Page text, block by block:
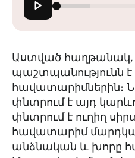
Աստված հաղթանակ,
պաշտպանությունն
հավատարիմներին։
փնտրում է այդ
փնտրում է ուղիղ
հավատարիմ
անձնական և խորը